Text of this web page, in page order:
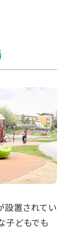
設置されてい
子どもでも